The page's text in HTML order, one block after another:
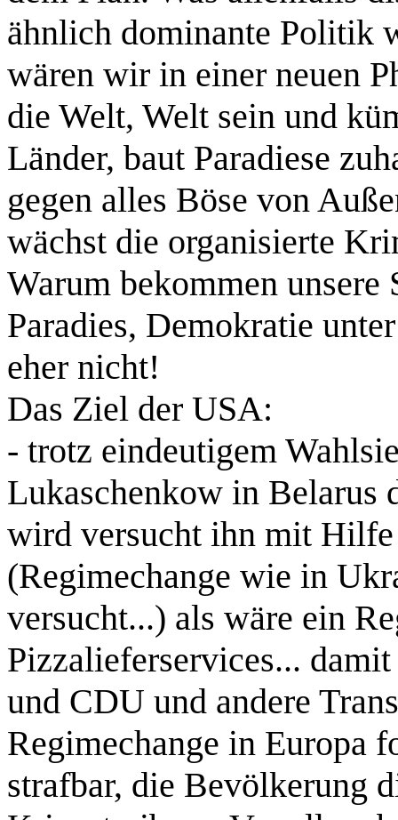
ähnlich dominante Politik
wären wir in einer neuen
die Welt, Welt sein und
Länder, baut Paradiese
gegen alles Böse von
wächst die organisierte
Warum bekommen
Paradies, Demokratie
eher nicht!
Das Ziel der USA:
- trotz eindeutigem
Lukaschenkow in Belarus
wird versucht ihn mit Hilfe
(Regimechange wie in
versucht...) als wäre ein
Pizzalieferservices...
und CDU und andere
Regimechange in Europa
strafbar, die Bevölkerung